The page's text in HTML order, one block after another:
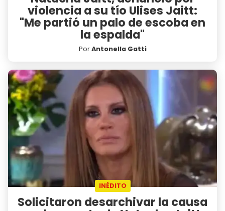
violencia a su tío Ulises Jaitt:
"Me partió un palo de escoba en
la espalda"
PorAntonella Gatti
INÉDITO
Solicitaron desarchivar la causa